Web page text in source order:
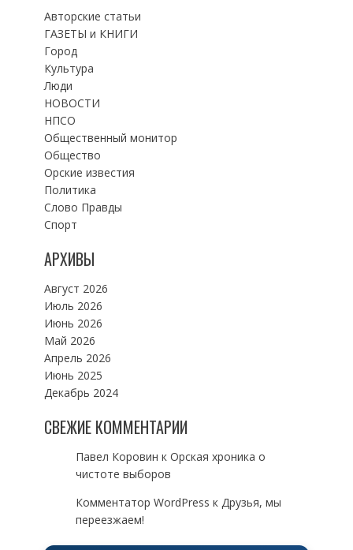
Авторские статьи
ГАЗЕТЫ и КНИГИ
Город
Культура
Люди
НОВОСТИ
НПСО
Общественный монитор
Общество
Орские известия
Политика
Слово Правды
Спорт
АРХИВЫ
Август 2026
Июль 2026
Июнь 2026
Май 2026
Апрель 2026
Июнь 2025
Декабрь 2024
СВЕЖИЕ КОММЕНТАРИИ
Павел Коровин кОрская хроника о
чистоте выборов
Комментатор WordPress кДрузья, мы
переезжаем!